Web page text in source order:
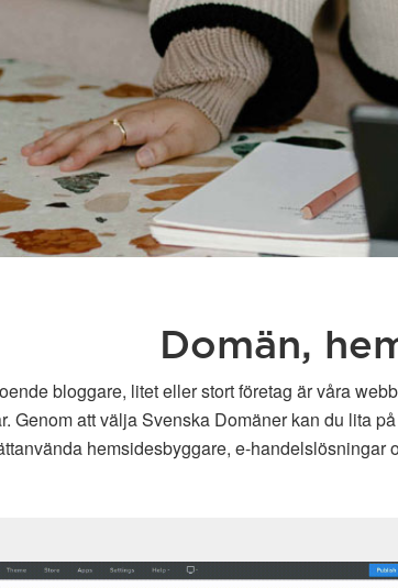
Domän,
bloggare, litet eller stort företag är våra
Genom att välja Svenska Domäner kan du lita
hemsidesbyggare, e-